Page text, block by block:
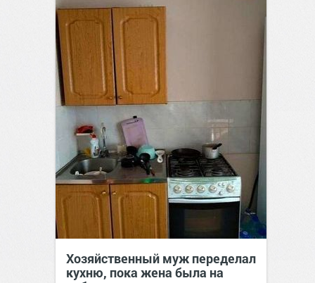
Хозяйственный муж переделал
кухню, пока жена была на